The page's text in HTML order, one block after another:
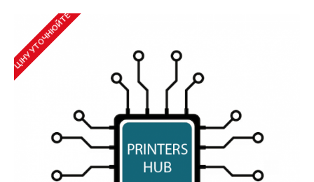
ЦІНУ УТОЧНЮЙТЕ